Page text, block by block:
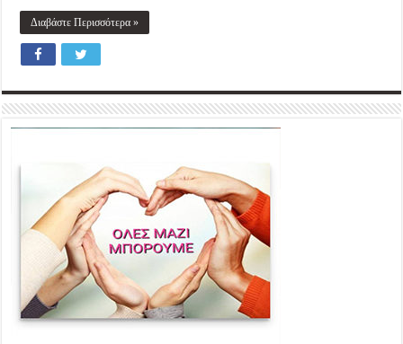
Διαβάστε Περισσότερα »